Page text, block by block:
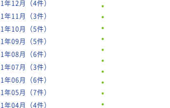
年12月（4件）
年11月（3件）
年10月（5件）
年09月（5件）
年08月（6件）
年07月（3件）
年06月（6件）
年05月（7件）
年04月（4件）